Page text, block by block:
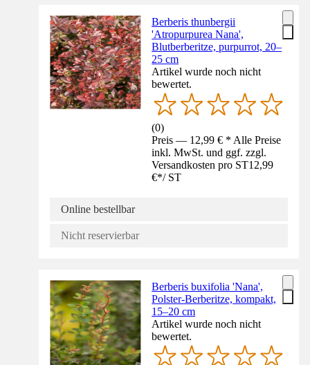
Berberis thunbergii
'Atropurpurea Nana',
Blutberberitze, purpurrot, 20–
25 cm
Artikel wurde noch nicht
bewertet.
(0)
Preis — 12,99 € * Alle Preise
inkl. MwSt. und ggf. zzgl.
Versandkosten pro ST12,99
€*/ ST
Online bestellbar
Nicht reservierbar
Berberis buxifolia 'Nana',
Polster-Berberitze, kompakt,
15–20 cm
Artikel wurde noch nicht
bewertet.